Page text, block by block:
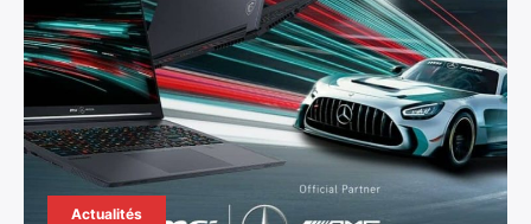
Actualités